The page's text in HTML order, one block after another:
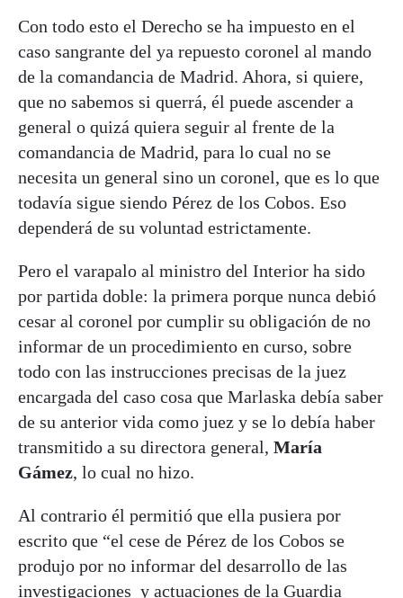
Con todo esto el Derecho se ha impuesto en el
caso sangrante del ya repuesto coronel al mando
de la comandancia de Madrid. Ahora, si quiere,
que no sabemos si querrá, él puede ascender a
general o quizá quiera seguir al frente de la
comandancia de Madrid, para lo cual no se
necesita un general sino un coronel, que es lo que
todavía sigue siendo Pérez de los Cobos. Eso
dependerá de su voluntad estrictamente.
Pero el varapalo al ministro del Interior ha sido
por partida doble: la primera porque nunca debió
cesar al coronel por cumplir su obligación de no
informar de un procedimiento en curso, sobre
todo con las instrucciones precisas de la juez
encargada del caso cosa que Marlaska debía saber
de su anterior vida como juez y se lo debía haber
transmitido a su directora general, María
Gámez, lo cual no hizo.
Al contrario él permitió que ella pusiera por
escrito que “el cese de Pérez de los Cobos se
produjo por no informar del desarrollo de las
investigaciones y actuaciones de la Guardia